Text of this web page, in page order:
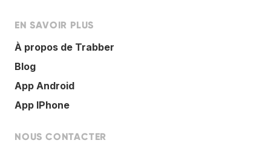
EN SAVOIR PLUS
À propos de Trabber
Blog
App Android
App IPhone
NOUS CONTACTER